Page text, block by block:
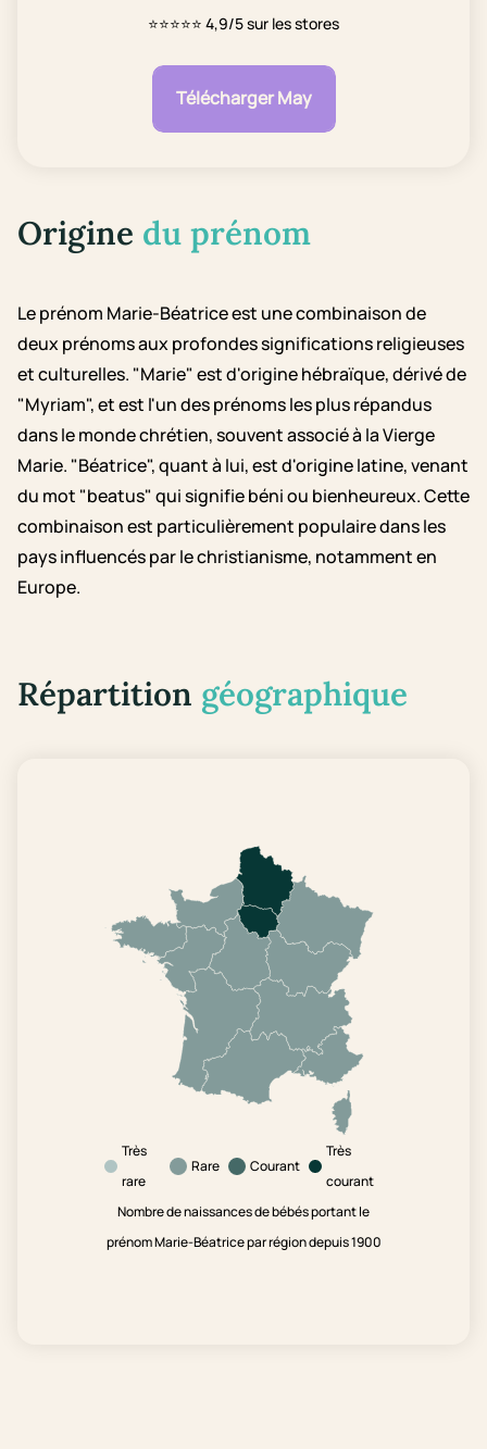
⭐⭐⭐⭐⭐ 4,9/5 sur les stores
Télécharger May
Origine du prénom
Le prénom Marie-Béatrice est une combinaison de
deux prénoms aux profondes significations religieuses
et culturelles. "Marie" est d'origine hébraïque, dérivé de
"Myriam", et est l'un des prénoms les plus répandus
dans le monde chrétien, souvent associé à la Vierge
Marie. "Béatrice", quant à lui, est d'origine latine, venant
du mot "beatus" qui signifie béni ou bienheureux. Cette
combinaison est particulièrement populaire dans les
pays influencés par le christianisme, notamment en
Europe.
Répartition géographique
Très
rare
Rare Courant
Très
courant
Nombre de naissances de bébés portant le
prénom Marie-Béatrice par région depuis 1900